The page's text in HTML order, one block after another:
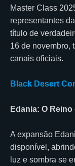
Master Class
representantes
título de
16 de novembro,
canais oficiais.
Black Desert
Edania: O
A expansão
disponível,
luz e sombra se